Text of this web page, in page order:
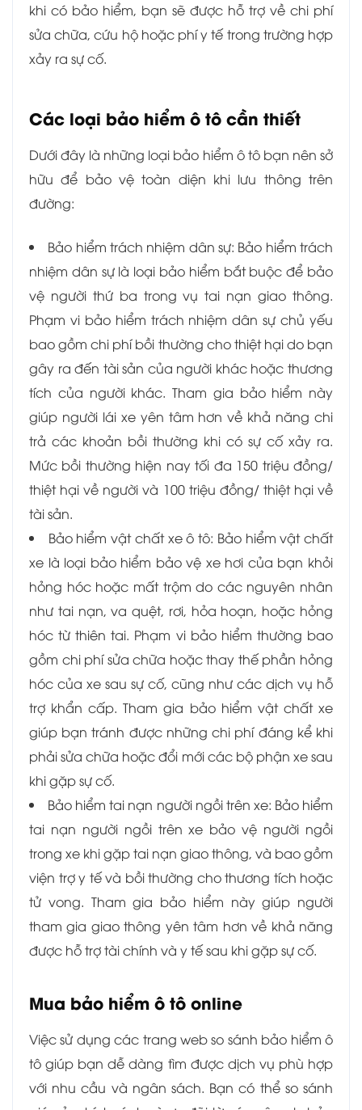
khi có bảo hiểm, bạn sẽ được hỗ trợ về chi phí
sửa chữa, cứu hộ hoặc phí y tế trong trường hợp
xảy ra sự cố.
Các loại bảo hiểm ô tô cần thiết
Dưới đây là những loại bảo hiểm ô tô bạn nên sở
hữu để bảo vệ toàn diện khi lưu thông trên
đường:
Bảo hiểm trách nhiệm dân sự: Bảo hiểm trách
nhiệm dân sự là loại bảo hiểm bắt buộc để bảo
vệ người thứ ba trong vụ tai nạn giao thông.
Phạm vi bảo hiểm trách nhiệm dân sự chủ yếu
bao gồm chi phí bồi thường cho thiệt hại do bạn
gây ra đến tài sản của người khác hoặc thương
tích của người khác. Tham gia bảo hiểm này
giúp người lái xe yên tâm hơn về khả năng chi
trả các khoản bồi thường khi có sự cố xảy ra.
Mức bồi thường hiện nay tối đa 150 triệu đồng/
thiệt hại về người và 100 triệu đồng/ thiệt hại về
tài sản.
Bảo hiểm vật chất xe ô tô: Bảo hiểm vật chất
xe là loại bảo hiểm bảo vệ xe hơi của bạn khỏi
hỏng hóc hoặc mất trộm do các nguyên nhân
như tai nạn, va quệt, rơi, hỏa hoạn, hoặc hỏng
hóc từ thiên tai. Phạm vi bảo hiểm thường bao
gồm chi phí sửa chữa hoặc thay thế phần hỏng
hóc của xe sau sự cố, cũng như các dịch vụ hỗ
trợ khẩn cấp. Tham gia bảo hiểm vật chất xe
giúp bạn tránh được những chi phí đáng kể khi
phải sửa chữa hoặc đổi mới các bộ phận xe sau
khi gặp sự cố.
Bảo hiểm tai nạn người ngồi trên xe: Bảo hiểm
tai nạn người ngồi trên xe bảo vệ người ngồi
trong xe khi gặp tai nạn giao thông, và bao gồm
viện trợ y tế và bồi thường cho thương tích hoặc
tử vong. Tham gia bảo hiểm này giúp người
tham gia giao thông yên tâm hơn về khả năng
được hỗ trợ tài chính và y tế sau khi gặp sự cố.
Mua bảo hiểm ô tô online
Việc sử dụng các trang web so sánh bảo hiểm ô
tô giúp bạn dễ dàng tìm được dịch vụ phù hợp
với nhu cầu và ngân sách. Bạn có thể so sánh